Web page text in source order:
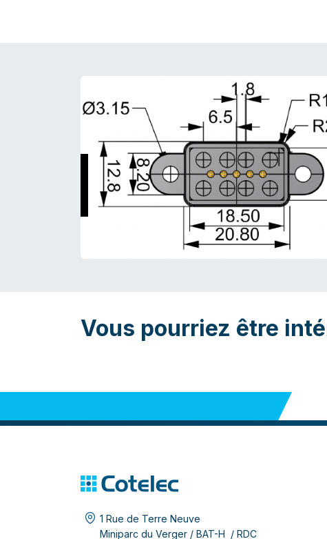
Vous pourriez être
1 Rue de Terre Neuve
Miniparc du Verger / BAT-H / RDC